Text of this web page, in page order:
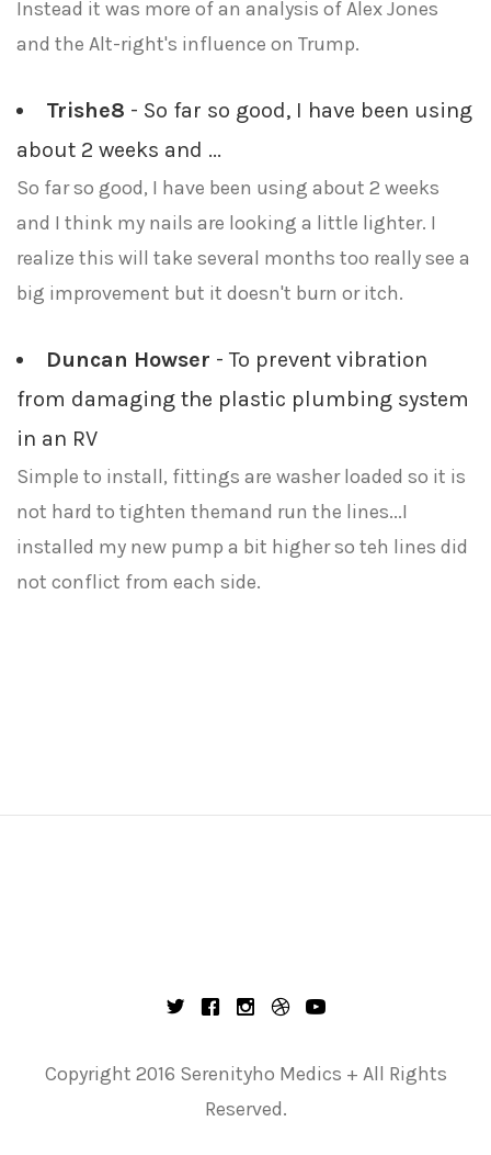
Instead it was more of an analysis of Alex Jones
and the Alt-right's influence on Trump.
Trishe8 - So far so good, I have been using
about 2 weeks and ...
So far so good, I have been using about 2 weeks
and I think my nails are looking a little lighter. I
realize this will take several months too really see a
big improvement but it doesn't burn or itch.
Duncan Howser - To prevent vibration
from damaging the plastic plumbing system
in an RV
Simple to install, fittings are washer loaded so it is
not hard to tighten themand run the lines...I
installed my new pump a bit higher so teh lines did
not conflict from each side.
Copyright 2016 Serenityho Medics + All Rights
Reserved.